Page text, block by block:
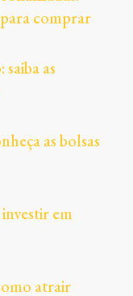
comprar
as
as bolsas
em
atrair